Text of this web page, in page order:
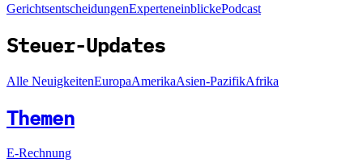
GerichtsentscheidungenExperteneinblickePodcast
Steuer-Updates
Alle NeuigkeitenEuropaAmerikaAsien-PazifikAfrika
Themen
E-Rechnung